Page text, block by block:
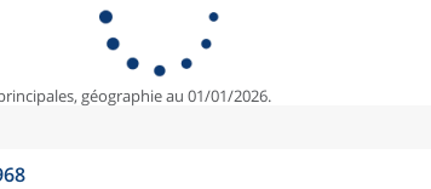
géographie au 01/01/2026.